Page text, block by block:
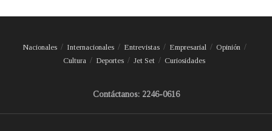
Nacionales Internacionales Entrevistas Empresarial
Opinión
Cultura
Deportes Jet Set Curiosidades
Contáctanos: 2246-0616